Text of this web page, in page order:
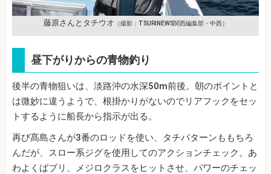
藤原さんとタチウオ （撮影：TSURINEWS関西編集部・中西）
昼下がりからの青物釣り
後半の青物狙いは、淡路沖の水深50m前後。朝のポイントと
は微妙に違うようで、根掛かりがないのでリアフックをセッ
トするように船長から指示が出る。
再び髙島さんが3番のロッドを使い、タチパターンももちろ
んだが、スロー系ジグを使用してのアクションチェック。あ
わよくばブリ、メジロクラスをヒットさせ、パワーのチェッ